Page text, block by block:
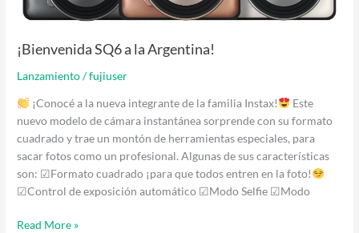
¡Bienvenida SQ6 a la Argentina!
Lanzamiento/fujiuser
¡Conocé a la nueva integrante de la familia Instax!
Este
nuevo modelo de cámara instantánea sorprende con su formato
cuadrado y trae un montón de herramientas especiales, para
sacar fotos como un profesional. Algunas de sus características
son: ☑Formato cuadrado ¡para que todos entren en la foto!
☑Control de exposición automático ☑Modo Selfie ☑Modo
Read More »